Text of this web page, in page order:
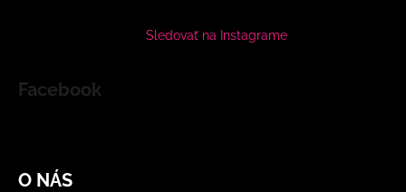
Sledovať na Instagrame
Facebook
O NÁS